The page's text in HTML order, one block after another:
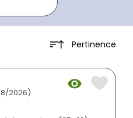
Pertinence
2026)